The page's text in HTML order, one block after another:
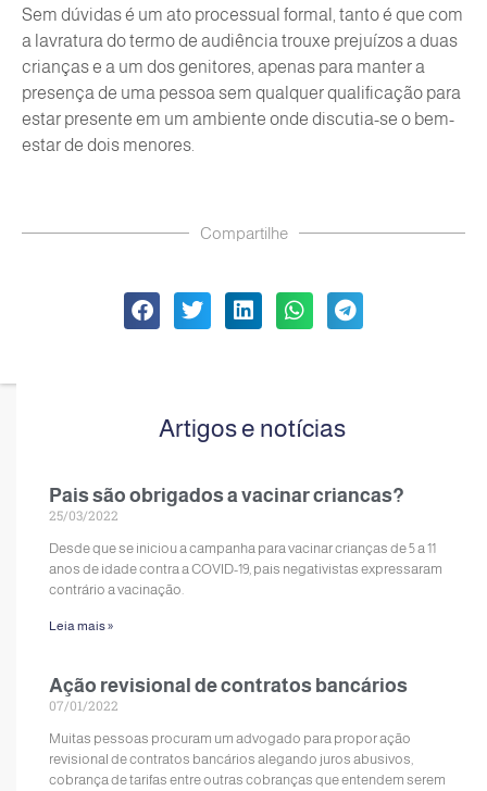
Sem dúvidas é um ato processual formal, tanto é que com
a lavratura do termo de audiência trouxe prejuízos a duas
crianças e a um dos genitores, apenas para manter a
presença de uma pessoa sem qualquer qualificação para
estar presente em um ambiente onde discutia-se o bem-
estar de dois menores.
Compartilhe
Artigos e notícias
Pais são obrigados a vacinar criancas?
25/03/2022
Desde que se iniciou a campanha para vacinar crianças de 5 a 11
anos de idade contra a COVID-19, pais negativistas expressaram
contrário a vacinação.
Leia mais »
Ação revisional de contratos bancários
07/01/2022
Muitas pessoas procuram um advogado para propor ação
revisional de contratos bancários alegando juros abusivos,
cobrança de tarifas entre outras cobranças que entendem serem